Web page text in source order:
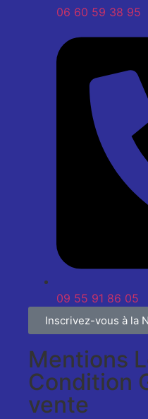
06 60 59 38 95
09 55 91 86 05
Inscrivez-vous à la
Mentions
Condition
vente